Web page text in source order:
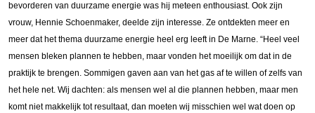
bevorderen van duurzame energie was hij meteen enthousiast. Ook zijn
vrouw, Hennie Schoenmaker, deelde zijn interesse. Ze ontdekten meer en
meer dat het thema duurzame energie heel erg leeft in De Marne. “Heel veel
mensen bleken plannen te hebben, maar vonden het moeilijk om dat in de
praktijk te brengen. Sommigen gaven aan van het gas af te willen of zelfs van
het hele net. Wij dachten: als mensen wel al die plannen hebben, maar men
komt niet makkelijk tot resultaat, dan moeten wij misschien wel wat doen op